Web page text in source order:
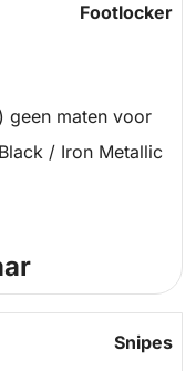
Footlocker
geen maten voor
/ Iron Metallic
Snipes